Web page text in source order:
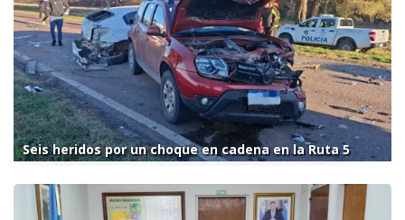
Seis heridos por un choque en cadena en la Ruta 5